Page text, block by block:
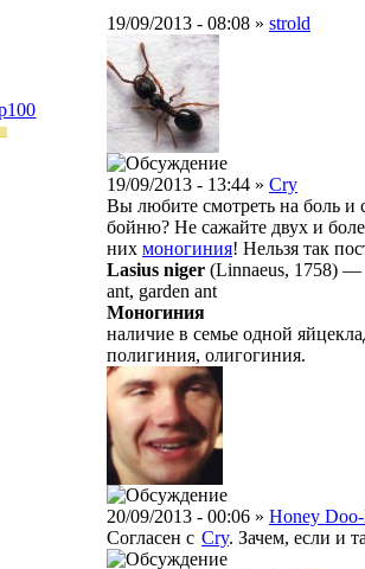
19/09/2013 - 08:08 » strold
19/09/2013 - 13:44 » Cry
Вы любите смотреть на боль и
бойню? Не сажайте двух и
них моногиния! Нельзя так
Lasius niger (Linnaeus, 1758) —
ant, garden ant
Моногиния
наличие в семье одной
полигиния, олигогиния.
20/09/2013 - 00:06 » Honey
Согласен с Cry. Зачем, если и